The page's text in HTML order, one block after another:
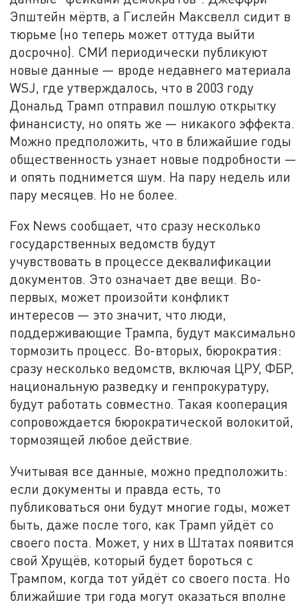
Эпштейн мёртв, а Гислейн Максвелл сидит в
тюрьме (но теперь может оттуда выйти
досрочно). СМИ периодически публикуют
новые данные — вроде недавнего материала
WSJ, где утверждалось, что в 2003 году
Дональд Трамп отправил пошлую открытку
финансисту, но опять же — никакого эффекта.
Можно предположить, что в ближайшие годы
общественность узнает новые подробности —
и опять поднимется шум. На пару недель или
пару месяцев. Но не более.
Fox News сообщает, что сразу несколько
государственных ведомств будут
учувствовать в процессе деквалификации
документов. Это означает две вещи. Во-
первых, может произойти конфликт
интересов — это значит, что люди,
поддерживающие Трампа, будут максимально
тормозить процесс. Во-вторых, бюрократия:
сразу несколько ведомств, включая ЦРУ, ФБР,
национальную разведку и генпрокуратуру,
будут работать совместно. Такая кооперация
сопровождается бюрократической волокитой,
тормозящей любое действие.
Учитывая все данные, можно предположить:
если документы и правда есть, то
публиковаться они будут многие годы, может
быть, даже после того, как Трамп уйдёт со
своего поста. Может, у них в Штатах появится
свой Хрущёв, который будет бороться с
Трампом, когда тот уйдёт со своего поста. Но
ближайшие три года могут оказаться вполне